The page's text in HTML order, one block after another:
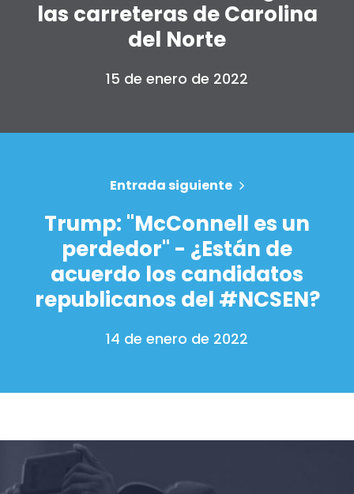
las carreteras de Carolina
del Norte
15 de enero de 2022
Entrada siguiente
Trump: "McConnell es un
perdedor" - ¿Están de
acuerdo los candidatos
republicanos del #NCSEN?
14 de enero de 2022